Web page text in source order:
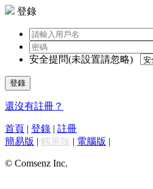
登錄
安全提問(未設置請忽略)
登錄
還沒有註冊？
首頁 | 登錄 | 註冊
簡易版 | 觸屏版 | 電腦版 |
© Comsenz Inc.